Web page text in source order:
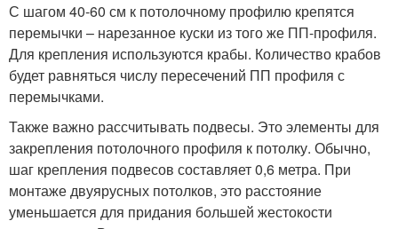
С шагом 40-60 см к потолочному профилю крепятся
перемычки – нарезанное куски из того же ПП-профиля.
Для крепления используются крабы. Количество крабов
будет равняться числу пересечений ПП профиля с
перемычками.
Также важно рассчитывать подвесы. Это элементы для
закрепления потолочного профиля к потолку. Обычно,
шаг крепления подвесов составляет 0,6 метра. При
монтаже двуярусных потолков, это расстояние
уменьшается для придания большей жестокости